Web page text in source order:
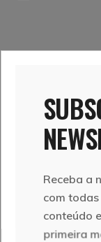
Receba a
com
conteúdo
primeira